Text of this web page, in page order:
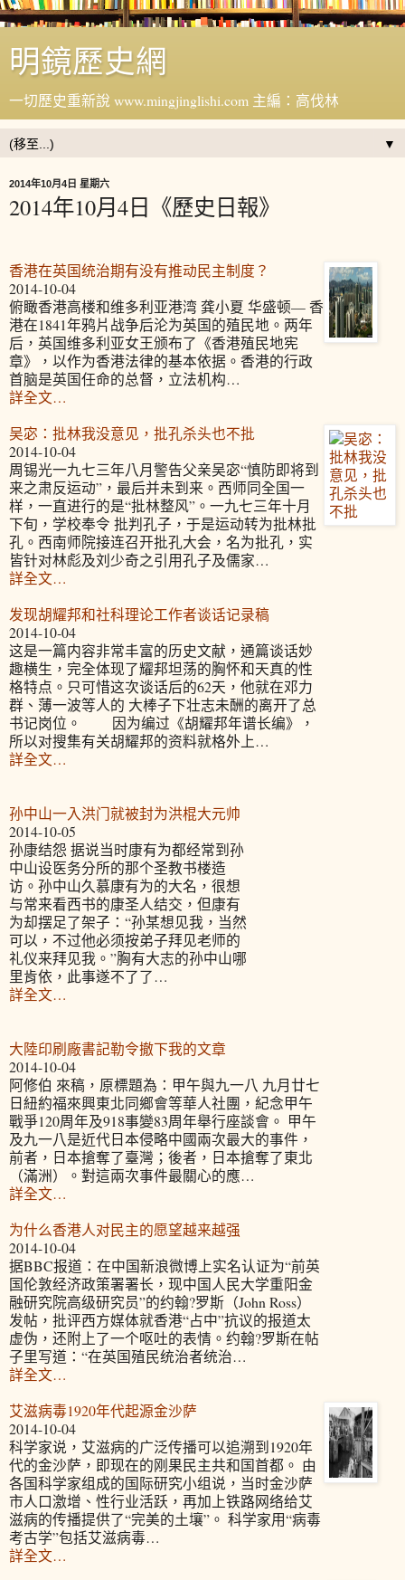
明鏡歷史網
一切歷史重新說 www.mingjinglishi.com 主編：高伐林
▼
2014年10月4日 星期六
2014年10月4日《歷史日報》
香港在英国统治期有没有推动民主制度？
2014-10-04
俯瞰香港高楼和维多利亚港湾 龚小夏 华盛顿— 香
港在1841年鸦片战争后沦为英国的殖民地。两年
后，英国维多利亚女王颁布了《香港殖民地宪
章》，以作为香港法律的基本依据。香港的行政
首脑是英国任命的总督，立法机构…
詳全文…
吴宓：批林我没意见，批孔杀头也不批
2014-10-04
周锡光一九七三年八月警告父亲吴宓“慎防即将到
来之肃反运动”，最后并未到来。西师同全国一
样，一直进行的是“批林整风”。一九七三年十月
下旬，学校奉令 批判孔子，于是运动转为批林批
孔。西南师院接连召开批孔大会，名为批孔，实
皆针对林彪及刘少奇之引用孔子及儒家…
詳全文…
发现胡耀邦和社科理论工作者谈话记录稿
2014-10-04
这是一篇内容非常丰富的历史文献，通篇谈话妙
趣横生，完全体现了耀邦坦荡的胸怀和天真的性
格特点。只可惜这次谈话后的62天，他就在邓力
群、薄一波等人的 大棒子下壮志未酬的离开了总
书记岗位。 因为编过《胡耀邦年谱长编》，
所以对搜集有关胡耀邦的资料就格外上…
詳全文…
孙中山一入洪门就被封为洪棍大元帅
2014-10-05
孙康结怨 据说当时康有为都经常到孙
中山设医务分所的那个圣教书楼造
访。孙中山久慕康有为的大名，很想
与常来看西书的康圣人结交，但康有
为却摆足了架子：“孙某想见我，当然
可以，不过他必须按弟子拜见老师的
礼仪来拜见我。”胸有大志的孙中山哪
里肯依，此事遂不了了…
詳全文…
大陸印刷廠書記勒令撤下我的文章
2014-10-04
阿修伯 來稿，原標題為：甲午與九一八 九月廿七
日紐約福來興東北同鄉會等華人社團，紀念甲午
戰爭120周年及918事變83周年舉行座談會。 甲午
及九一八是近代日本侵略中國兩次最大的事件，
前者，日本搶奪了臺灣；後者，日本搶奪了東北
（滿洲）。對這兩次事件最關心的應…
詳全文…
为什么香港人对民主的愿望越来越强
2014-10-04
据BBC报道：在中国新浪微博上实名认证为“前英
国伦敦经济政策署署长，现中国人民大学重阳金
融研究院高级研究员”的约翰?罗斯（John Ross）
发帖，批评西方媒体就香港“占中”抗议的报道太
虚伪，还附上了一个呕吐的表情。约翰?罗斯在帖
子里写道：“在英国殖民统治者统治…
詳全文…
艾滋病毒1920年代起源金沙萨
2014-10-04
科学家说，艾滋病的广泛传播可以追溯到1920年
代的金沙萨，即现在的刚果民主共和国首都。 由
各国科学家组成的国际研究小组说，当时金沙萨
市人口激增、性行业活跃，再加上铁路网络给艾
滋病的传播提供了“完美的土壤”。 科学家用“病毒
考古学”包括艾滋病毒…
詳全文…